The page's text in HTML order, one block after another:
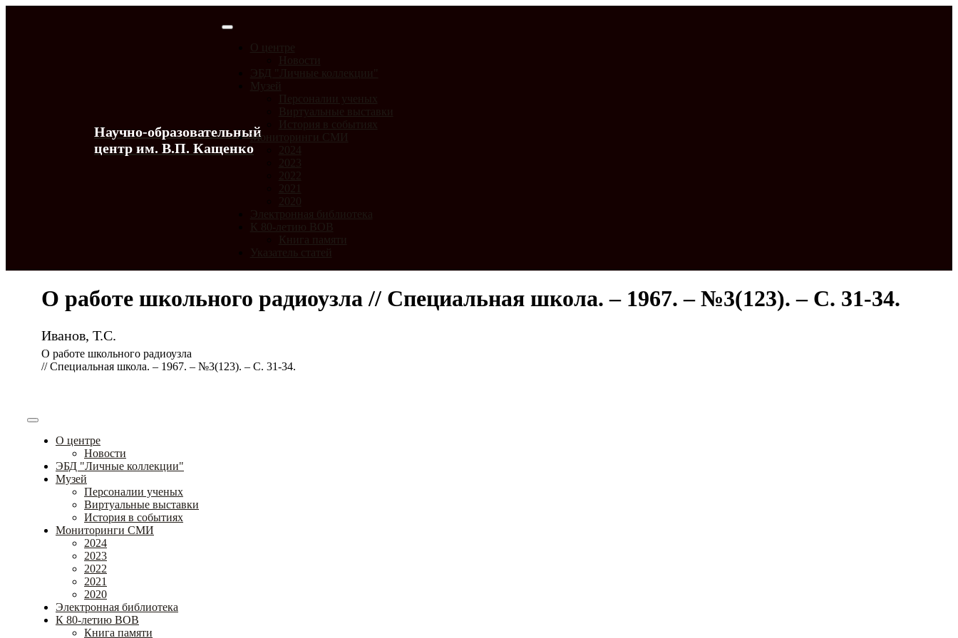
Научно-образовательный
центр им. В.П. Кащенко
О центре
Новости
ЭБД "Личные коллекции"
Музей
Персоналии ученых
Виртуальные выставки
История в событиях
Мониторинги СМИ
2024
2023
2022
2021
2020
Электронная библиотека
К 80-летию ВОВ
Книга памяти
Указатель статей
О работе школьного радиоузла // Специальная школа. – 1967. – №3(123). – С. 31-34.
Иванов, Т.С.
О работе школьного радиоузла
// Специальная школа. – 1967. – №3(123). – С. 31-34.
О центре
Новости
ЭБД "Личные коллекции"
Музей
Персоналии ученых
Виртуальные выставки
История в событиях
Мониторинги СМИ
2024
2023
2022
2021
2020
Электронная библиотека
К 80-летию ВОВ
Книга памяти